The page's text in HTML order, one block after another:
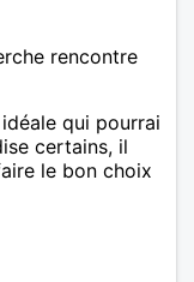
rencontre
qui pourrai
certains, il
le bon choix